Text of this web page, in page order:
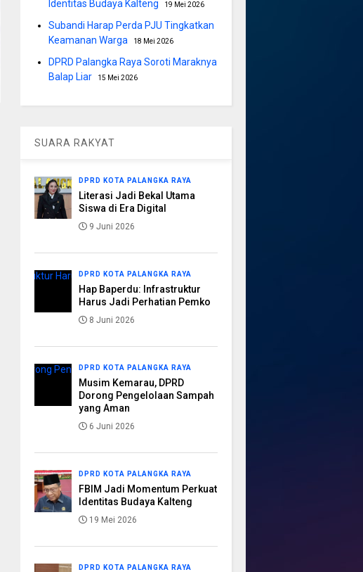
Identitas Budaya Kalteng
19 Mei 2026
Subandi Harap Perda PJU Tingkatkan
Keamanan Warga
18 Mei 2026
DPRD Palangka Raya Soroti Maraknya
Balap Liar
15 Mei 2026
SUARA RAKYAT
DPRD KOTA PALANGKA RAYA
Literasi Jadi Bekal Utama
Siswa di Era Digital
9 Juni 2026
DPRD KOTA PALANGKA RAYA
Hap Baperdu: Infrastruktur
Harus Jadi Perhatian Pemko
8 Juni 2026
DPRD KOTA PALANGKA RAYA
Musim Kemarau, DPRD
Dorong Pengelolaan Sampah
yang Aman
6 Juni 2026
DPRD KOTA PALANGKA RAYA
FBIM Jadi Momentum Perkuat
Identitas Budaya Kalteng
19 Mei 2026
DPRD KOTA PALANGKA RAYA